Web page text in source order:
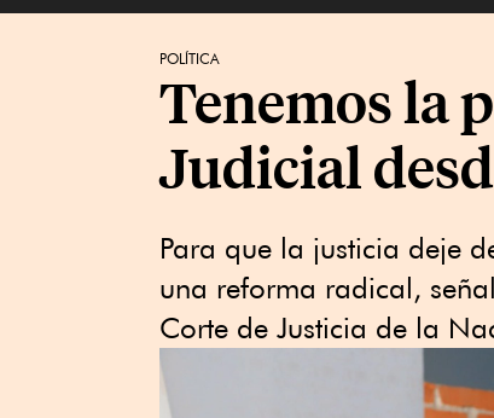
POLÍTICA
Tenemos la
Judicial
Para que la justicia deje
una reforma radical,
Corte de Justicia de la